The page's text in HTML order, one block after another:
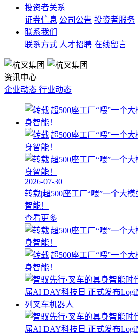
投资者关系
证券信息 公司公告 投资者服务
联系我们
联系方式 人才招聘 在线留言
资讯中心
企业动态 行业动态
2026-07-30
转载|超500座工厂“喂”一个大
智能！
查看更多